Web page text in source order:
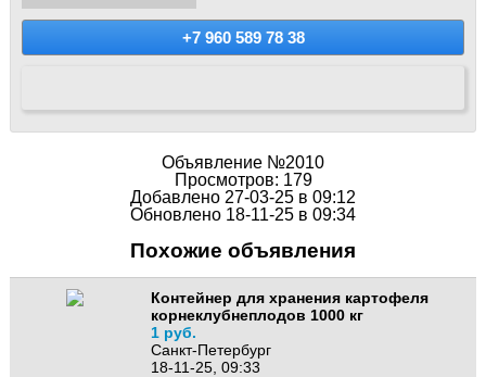
+7 960 589 78 38
Объявление №2010
Просмотров: 179
Добавлено 27-03-25 в 09:12
Обновлено 18-11-25 в 09:34
Похожие объявления
Контейнер для хранения картофеля
корнеклубнеплодов 1000 кг
1 руб.
Санкт-Петербург
18-11-25, 09:33